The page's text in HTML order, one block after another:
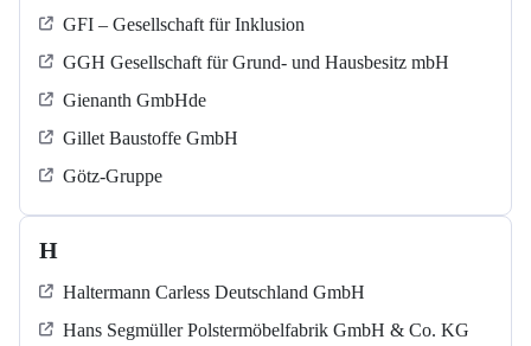
GFI – Gesellschaft für Inklusion
GGH Gesellschaft für Grund- und Hausbesitz mbH
Gienanth GmbHde
Gillet Baustoffe GmbH
Götz-Gruppe
H
Haltermann Carless Deutschland GmbH
Hans Segmüller Polstermöbelfabrik GmbH & Co. KG